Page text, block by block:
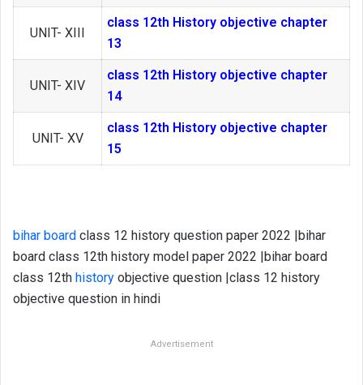
UNIT- XIII
class 12th History objective chapter
13
UNIT- XIV
class 12th History objective chapter
14
UNIT- XV
class 12th History objective chapter
15
bihar board class 12 history question paper 2022 |bihar
board class 12th history model paper 2022 |bihar board
class 12th history objective question |class 12 history
objective question in hindi
Advertisement